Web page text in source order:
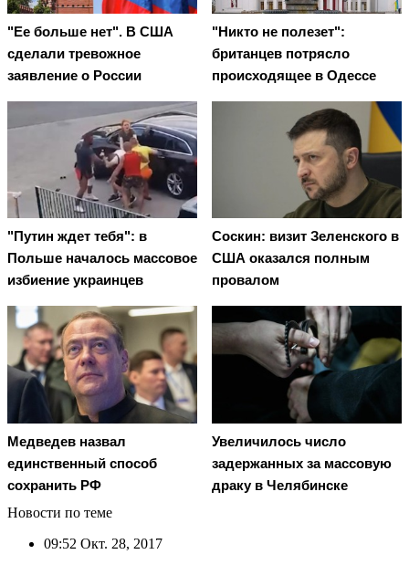
"Ее больше нет". В США
сделали тревожное
заявление о России
"Никто не полезет":
британцев потрясло
происходящее в Одессе
"Путин ждет тебя": в
Польше началось массовое
избиение украинцев
Соскин: визит Зеленского в
США оказался полным
провалом
Медведев назвал
единственный способ
сохранить РФ
Увеличилось число
задержанных за массовую
драку в Челябинске
Новости по теме
09:52 Окт. 28, 2017